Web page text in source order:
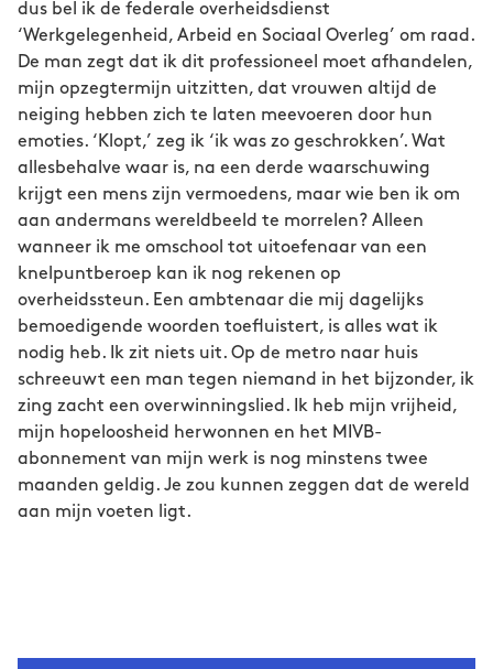
dus bel ik de federale overheidsdienst
‘Werkgelegenheid, Arbeid en Sociaal Overleg’ om raad.
De man zegt dat ik dit professioneel moet afhandelen,
mijn opzegtermijn uitzitten, dat vrouwen altijd de
neiging hebben zich te laten meevoeren door hun
emoties. ‘Klopt,’ zeg ik ‘ik was zo geschrokken’. Wat
allesbehalve waar is, na een derde waarschuwing
krijgt een mens zijn vermoedens, maar wie ben ik om
aan andermans wereldbeeld te morrelen? Alleen
wanneer ik me omschool tot uitoefenaar van een
knelpuntberoep kan ik nog rekenen op
overheidssteun. Een ambtenaar die mij dagelijks
bemoedigende woorden toefluistert, is alles wat ik
nodig heb. Ik zit niets uit. Op de metro naar huis
schreeuwt een man tegen niemand in het bijzonder, ik
zing zacht een overwinningslied. Ik heb mijn vrijheid,
mijn hopeloosheid herwonnen en het MIVB-
abonnement van mijn werk is nog minstens twee
maanden geldig. Je zou kunnen zeggen dat de wereld
aan mijn voeten ligt.